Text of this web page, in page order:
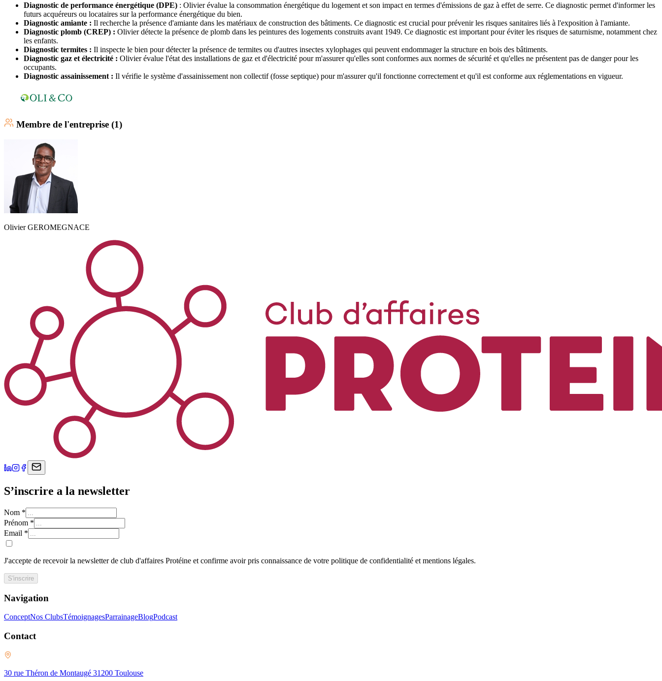
Diagnostic de performance énergétique (DPE) : Olivier évalue la consommation énergétique du logement et son impact en termes d'émissions de gaz à effet de serre. Ce diagnostic permet d'informer les
futurs acquéreurs ou locataires sur la performance énergétique du bien.
Diagnostic amiante : Il recherche la présence d'amiante dans les matériaux de construction des bâtiments. Ce diagnostic est crucial pour prévenir les risques sanitaires liés à l'exposition à l'amiante.
Diagnostic plomb (CREP) : Olivier détecte la présence de plomb dans les peintures des logements construits avant 1949. Ce diagnostic est important pour éviter les risques de saturnisme, notamment chez
les enfants.
Diagnostic termites : Il inspecte le bien pour détecter la présence de termites ou d'autres insectes xylophages qui peuvent endommager la structure en bois des bâtiments.
Diagnostic gaz et électricité : Olivier évalue l'état des installations de gaz et d'électricité pour m'assurer qu'elles sont conformes aux normes de sécurité et qu'elles ne présentent pas de danger pour les
occupants.
Diagnostic assainissement : Il vérifie le système d'assainissement non collectif (fosse septique) pour m'assurer qu'il fonctionne correctement et qu'il est conforme aux réglementations en vigueur.
Membre de l'entreprise (1)
Olivier GEROMEGNACE
S’inscrire a la newsletter
Nom *
Prénom *
Email *
J'accepte de recevoir la newsletter de club d'affaires Protéine et confirme avoir pris connaissance de votre politique de confidentialité et mentions légales.
S'inscrire
Navigation
ConceptNos ClubsTémoignagesParrainageBlogPodcast
Contact
30 rue Théron de Montaugé 31200 Toulouse